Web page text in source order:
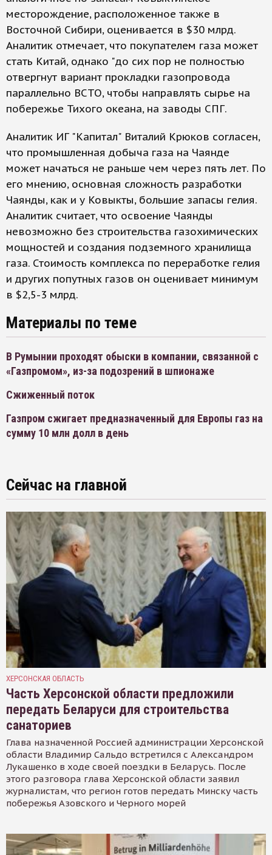
месторождение, расположенное также в
Восточной Сибири, оценивается в $30 млрд.
Аналитик отмечает, что покупателем газа может
стать Китай, однако "до сих пор не полностью
отвергнут вариант прокладки газопровода
параллельно ВСТО, чтобы направлять сырье на
побережье Тихого океана, на заводы СПГ.
Аналитик ИГ "Капитал" Виталий Крюков согласен,
что промышленная добыча газа на Чаянде
может начаться не раньше чем через пять лет. По
его мнению, основная сложность разработки
Чаянды, как и у Ковыкты, большие запасы гелия.
Аналитик считает, что освоение Чаянды
невозможно без строительства газохимических
мощностей и создания подземного хранилища
газа. Стоимость комплекса по переработке гелия
и других попутных газов он оценивает минимум
в $2,5-3 млрд.
Материалы по теме
В Румынии проходят обыски в компании, связанной с
«Газпромом», из-за подозрений в шпионаже
Сжиженный поток
Газпром сжигает предназначенный для Европы газ на
сумму 10 млн долл в день
Сейчас на главной
ХЕРСОНСКАЯ ОБЛАСТЬ
Часть Херсонской области предложили
передать Беларуси для строительства
санаториев
Глава назначенной Россией администрации Херсонской
области Владимир Сальдо встретился с Александром
Лукашенко в ходе своей поездки в Беларусь. После
этого разговора глава Херсонской области заявил
журналистам, что регион готов передать Минску часть
побережья Азовского и Черного морей